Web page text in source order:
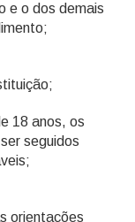
e o dos demais
18 anos, os
seguidos
orientações